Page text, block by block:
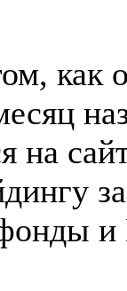
как
на